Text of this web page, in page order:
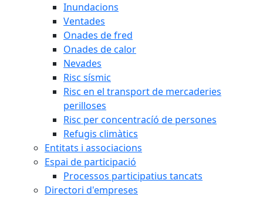
Inundacions
Ventades
Onades de fred
Onades de calor
Nevades
Risc sísmic
Risc en el transport de mercaderies
perilloses
Risc per concentracíó de persones
Refugis climàtics
Entitats i associacions
Espai de participació
Processos participatius tancats
Directori d'empreses